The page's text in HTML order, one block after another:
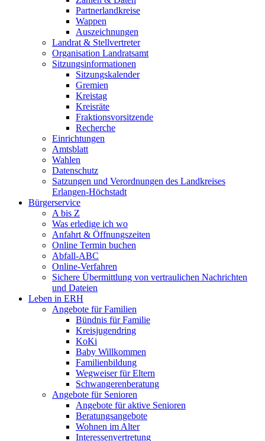
Partnerlandkreise
Wappen
Auszeichnungen
Landrat & Stellvertreter
Organisation Landratsamt
Sitzungsinformationen
Sitzungskalender
Gremien
Kreistag
Kreisräte
Fraktionsvorsitzende
Recherche
Einrichtungen
Amtsblatt
Wahlen
Datenschutz
Satzungen und Verordnungen des Landkreises
Erlangen-Höchstadt
Bürgerservice
A bis Z
Was erledige ich wo
Anfahrt & Öffnungszeiten
Online Termin buchen
Abfall-ABC
Online-Verfahren
Sichere Übermittlung von vertraulichen Nachrichten
und Dateien
Leben in ERH
Angebote für Familien
Bündnis für Familie
Kreisjugendring
KoKi
Baby Willkommen
Familienbildung
Wegweiser für Eltern
Schwangerenberatung
Angebote für Senioren
Angebote für aktive Senioren
Beratungsangebote
Wohnen im Alter
Interessenvertretung